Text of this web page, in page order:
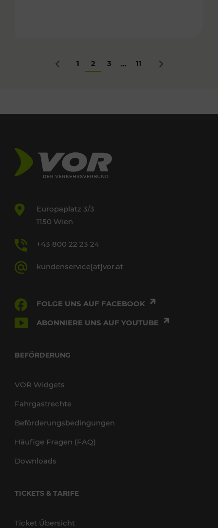
Zurück
1 2 3 ... 11 Nächstes
Europaplatz 3/3
1150 Wien
+43 800 22 23 24
kundenservice[at]vor.at
FOLGE UNS AUF FACEBOOK
ABONNIERE UNS AUF YOUTUBE
BEFÖRDERUNG
VOR Widgets
Fahrgastrechte
Beförderungsbedingungen
Häufige Fragen (FAQ)
Downloads
TICKETS & TARIFE
Ticket Übersicht